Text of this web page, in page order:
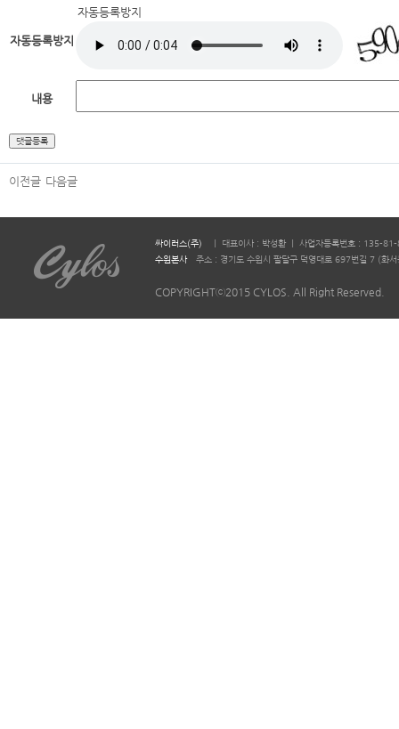
자동등록방지
자동등록방지
내용
이전글 다음글
싸이러스(주)
ㅣ 대표이사 : 박성환 ㅣ 사업자등록번호 : 135-
수원본사
주소 : 경기도 수원시 팔달구 덕영대로 697번길 7 (
COPYRIGHTⓒ2015 CYLOS. All Right Reserved.